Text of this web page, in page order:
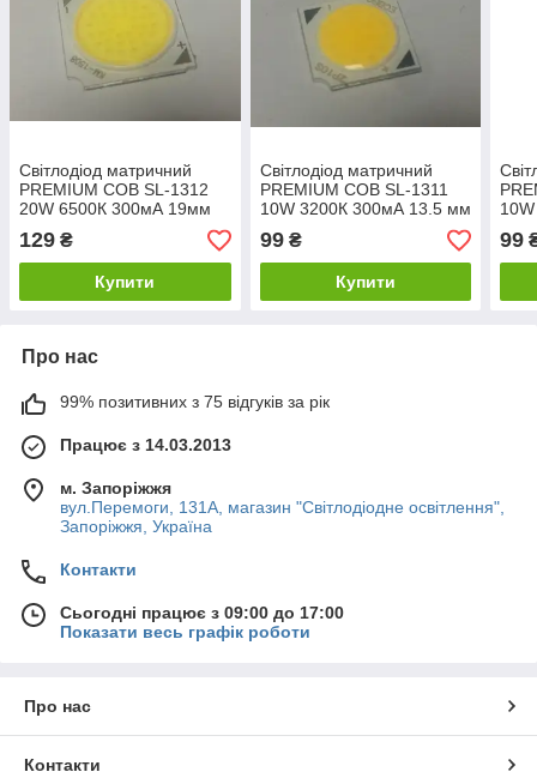
Світлодіод матричний
PREMIUM СОВ SL-1312
20W 6500К 300мА 19мм
Код.59698
129 ₴
Купити
Світлодіод матричний
PREMIUM СОВ SL-1311
10W 3200К 300мА 13.5 мм
Код.59684
99₴
Купити
99
Про нас
99% позитивних з 75 відгуків за рік
Працює з 14.03.2013
м. Запоріжжя
вул.Перемоги, 131А, магазин "Світлодіодне освітлення",
Запоріжжя, Україна
Контакти
Сьогодні працює з 09:00 до 17:00
Показати весь графік роботи
Про нас
Контакти